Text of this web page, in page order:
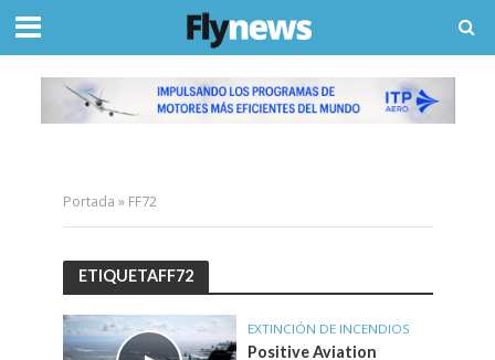
Portada » FF72
ETIQUETAFF72
EXTINCIÓN DE INCENDIOS
Positive Aviation